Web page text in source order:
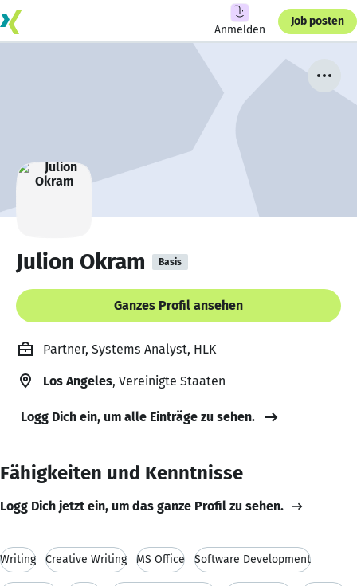
Anmelden
Job posten
Julion Okram Basis
Ganzes Profil ansehen
Partner, Systems Analyst, HLK
Los Angeles, Vereinigte Staaten
Logg Dich ein, um alle Einträge zu sehen.
Fähigkeiten und Kenntnisse
Logg Dich jetzt ein, um das ganze Profil zu sehen.
Writing Creative Writing MS Office Software Development